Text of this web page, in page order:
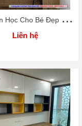
M
ẫu Bàn Học Cho Bé Đẹp Rẻ Home 3D
Liên hệ